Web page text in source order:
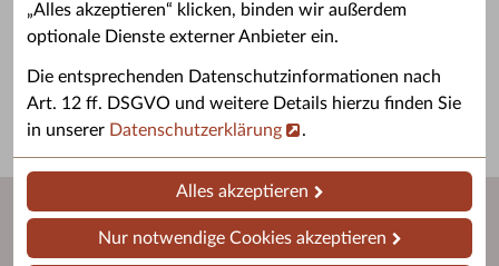
„Alles akzeptieren“ klicken, binden wir außerdem
optionale Dienste externer Anbieter ein.
Die entsprechenden Datenschutzinformationen nach
Art. 12 ff. DSGVO und weitere Details hierzu finden Sie
in unserer Datenschutzerklärung .
Alles akzeptieren
Nur notwendige Cookies akzeptieren
Grußwort des OB